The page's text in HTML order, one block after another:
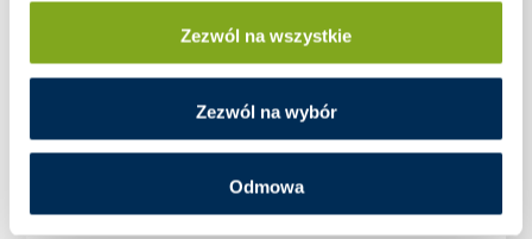
Zezwól na wszystkie
Zezwól na wybór
Odmowa